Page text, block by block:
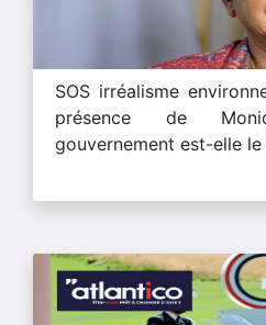
SOS irréalisme
présence de
gouvernement est-elle